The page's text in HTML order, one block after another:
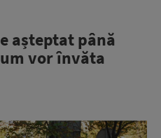
așteptat până
vor învăta